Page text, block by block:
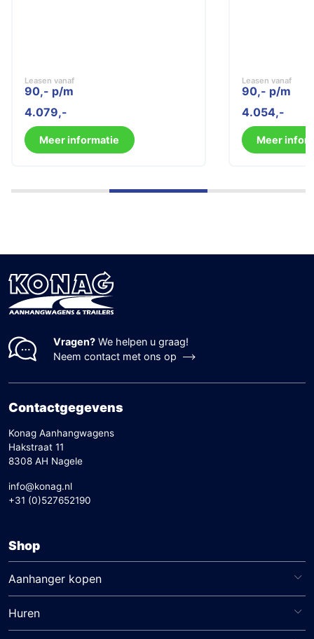
Leasen vanaf
90,- p/m
4.079
Meer informatie
Leasen vanaf
90,- p/m
4.054
Meer
Vragen? We helpen u graag!
Neem contact met ons op
Contactgegevens
Konag Aanhangwagens
Hakstraat 11
8308 AH Nagele
info@konag.nl
+31 (0)527652190
Shop
Aanhanger kopen
Huren